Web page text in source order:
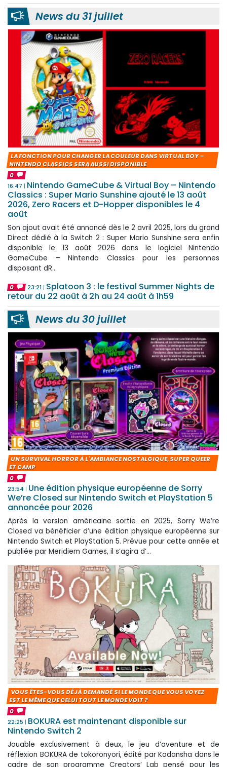
News du 31 juillet
LA FONCTION POUR CHANGER LA COULEUR DANS VIRTUAL BOY –
NINTENDO CLASSICS SERA AUSSI DISPONIBLE
0
16:47
Nintendo GameCube & Virtual Boy – Nintendo
Classics : Super Mario Sunshine ajouté le 13 août
2026, Zero Racers et D-Hopper disponibles le 4
août
Son ajout avait été annoncé dès le 2 avril 2025, lors du grand
Direct dédié à la Switch 2 : Super Mario Sunshine sera enfin
disponible le 13 août 2026 dans le logiciel Nintendo
GameCube – Nintendo Classics pour les personnes
disposant dR...
0 23:21
Splatoon 3 : le festival Summer Nights de
retour du 22 août à 2h au 24 août à 1h59
News du 30 juillet
UN SURVIVAL HORROR À L'AMBIANCE NOSTALGIQUE, SUPER QUEER
ET CAMP
0
23:54
Une édition physique européenne de Sorry
We’re Closed sur Nintendo Switch et PlayStation 5
annoncée pour 2026
Après la version américaine sortie en 2025, Sorry We’re
Closed va bénéficier d’une édition physique européenne sur
Nintendo Switch et PlayStation 5. Prévue pour cette année et
publiée par Meridiem Games, il s’agira d’...
VOUS ÊTES-VOUS DÉJÀ DEMANDÉ SI LE MONDE QUE VOUS VOYEZ
EST LE MÊME QUE CELUI TOUT LE MONDE VOIT ?
0
22:25
BOKURA est maintenant disponible sur
Nintendo Switch 2
Jouable exclusivement à deux, le jeu d’aventure et de
réflexion BOKURA de tokoronyori, édité par Kodansha dans le
cadre de son programme Creators’ Lab pensé pour les